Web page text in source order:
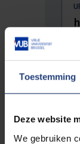
Toestemming
Deze website
We gebruiken
The